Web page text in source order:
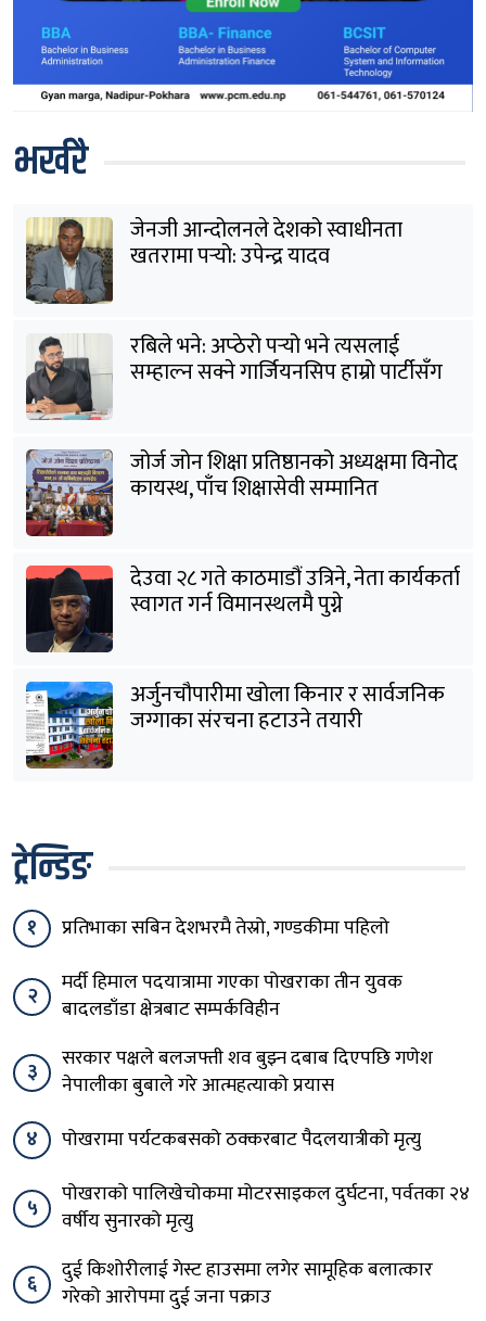
भर्खरै
जेनजी आन्दोलनले देशको स्वाधीनता
खतरामा पर्‍यो: उपेन्द्र यादव
रबिले भने: अप्ठेरो पर्‍यो भने त्यसलाई
सम्हाल्न सक्ने गार्जियनसिप हाम्रो पार्टीसँग
जोर्ज जोन शिक्षा प्रतिष्ठानको अध्यक्षमा विनोद
कायस्थ, पाँच शिक्षासेवी सम्मानित
देउवा २८ गते काठमाडौं उत्रिने, नेता कार्यकर्ता
स्वागत गर्न विमानस्थलमै पुग्ने
अर्जुनचौपारीमा खोला किनार र सार्वजनिक
जग्गाका संरचना हटाउने तयारी
ट्रेन्डिङ
१ प्रतिभाका सबिन देशभरमै तेस्रो, गण्डकीमा पहिलो
२
मर्दी हिमाल पदयात्रामा गएका पोखराका तीन युवक
बादलडाँडा क्षेत्रबाट सम्पर्कविहीन
३
सरकार पक्षले बलजफ्ती शव बुझ्न दबाब दिएपछि गणेश
नेपालीका बुबाले गरे आत्महत्याको प्रयास
४
पोखरामा पर्यटकबसको ठक्करबाट पैदलयात्रीको मृत्यु
५
पोखराको पालिखेचोकमा मोटरसाइकल दुर्घटना, पर्वतका २४
वर्षीय सुनारको मृत्यु
६
दुई किशोरीलाई गेस्ट हाउसमा लगेर सामूहिक बलात्कार
गरेको आरोपमा दुई जना पक्राउ